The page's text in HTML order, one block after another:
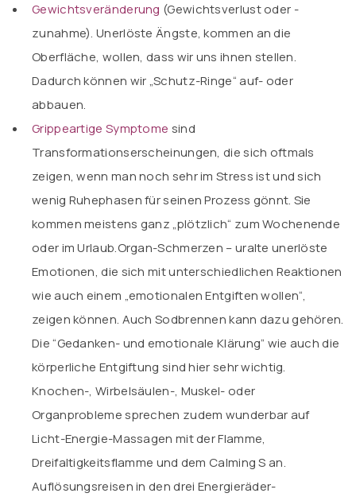
Gewichtsveränderung (Gewichtsverlust oder -
zunahme). Unerlöste Ängste, kommen an die
Oberfläche, wollen, dass wir uns ihnen stellen.
Dadurch können wir „Schutz-Ringe“ auf- oder
abbauen.
Grippeartige Symptome sind
Transformationserscheinungen, die sich oftmals
zeigen, wenn man noch sehr im Stress ist und sich
wenig Ruhephasen für seinen Prozess gönnt. Sie
kommen meistens ganz „plötzlich“ zum Wochenende
oder im Urlaub.Organ-Schmerzen – uralte unerlöste
Emotionen, die sich mit unterschiedlichen Reaktionen
wie auch einem „emotionalen Entgiften wollen“,
zeigen können. Auch Sodbrennen kann dazu gehören.
Die “Gedanken- und emotionale Klärung” wie auch die
körperliche Entgiftung sind hier sehr wichtig.
Knochen-, Wirbelsäulen-, Muskel- oder
Organprobleme sprechen zudem wunderbar auf
Licht-Energie-Massagen mit derFlamme,
Dreifaltigkeitsflamme und dem Calming San.
Auflösungsreisen in den drei Energieräder-